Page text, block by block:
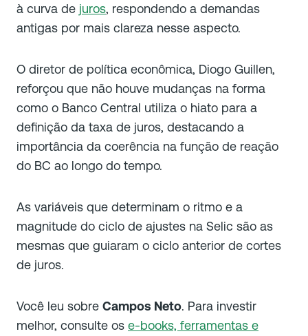
à curva de juros, respondendo a demandas
antigas por mais clareza nesse aspecto.
O diretor de política econômica, Diogo Guillen,
reforçou que não houve mudanças na forma
como o Banco Central utiliza o hiato para a
definição da taxa de juros, destacando a
importância da coerência na função de reação
do BC ao longo do tempo.
As variáveis que determinam o ritmo e a
magnitude do ciclo de ajustes na Selic são as
mesmas que guiaram o ciclo anterior de cortes
de juros.
Você leu sobre Campos Neto. Para investir
melhor, consulte os e-books, ferramentas e